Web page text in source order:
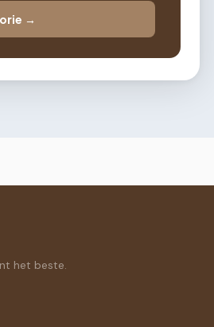
→
het beste.